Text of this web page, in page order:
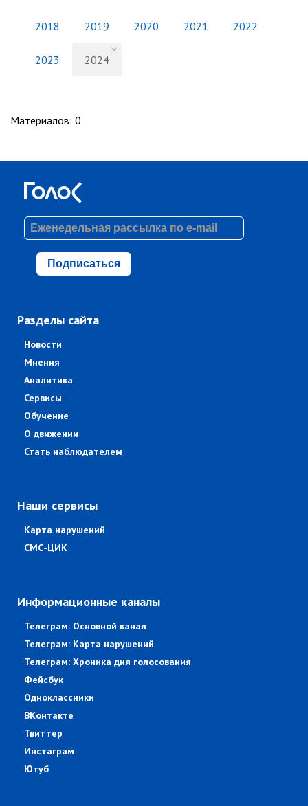
2018 2019 2020 2021 2022
2023 2024
Материалов: 0
Подписаться
Разделы сайта
Новости
Мнения
Аналитика
Сервисы
Обучение
О движении
Стать наблюдателем
Наши сервисы
Карта нарушений
СМС-ЦИК
Информационные каналы
Телеграм: Основной канал
Телеграм: Карта нарушений
Телеграм: Хроника дня голосования
Фейсбук
Одноклассники
ВКонтакте
Твиттер
Инстаграм
Ютуб